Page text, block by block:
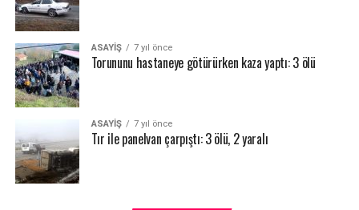
ASAYİŞ 7 yıl önce
Torununu hastaneye götürürken kaza yaptı: 3 ölü
ASAYİŞ 7 yıl önce
Tır ile panelvan çarpıştı: 3 ölü, 2 yaralı